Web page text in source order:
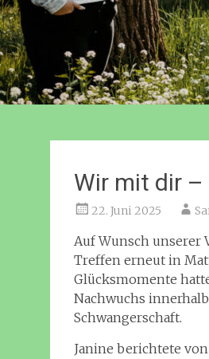
Wir mit dir
22. Juni 2025
Auf Wunsch unserer
Treffen erneut in
Glücksmomente
Nachwuchs
Schwangerschaft.
Janine berichtete